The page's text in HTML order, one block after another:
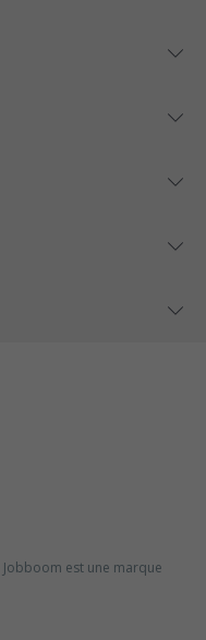
Jobboom est une marque